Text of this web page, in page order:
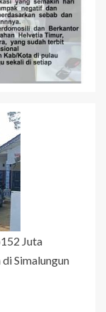
Juta
Simalungun